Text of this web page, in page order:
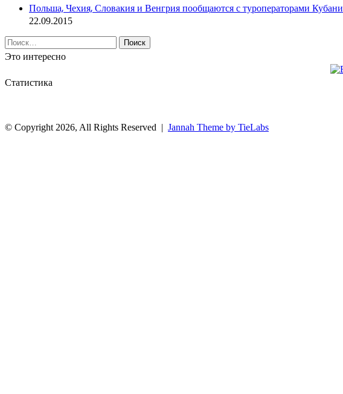
Польша, Чехия, Словакия и Венгрия пообщаются с туроператорами Кубани
22.09.2015
Найти:
Это интересно
Статистика
© Copyright 2026, All Rights Reserved | Jannah Theme by TieLabs